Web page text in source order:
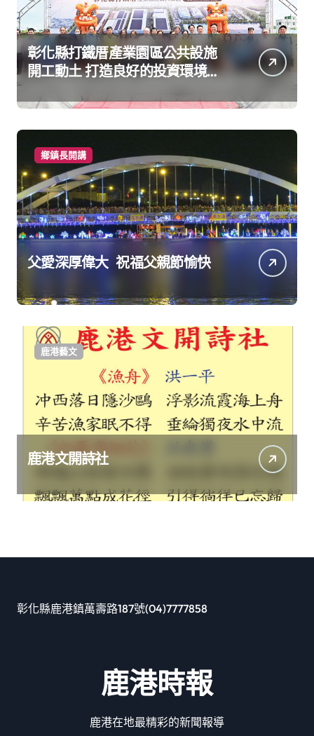
彰化縣打鐵厝產業園區公共設施
開工動土 打造良好的投資環境讓
鄉鎮長開講
父愛深厚偉大 祝福父親節愉快
鹿港藝文
鹿港文開詩社
彰化縣鹿港鎮萬壽路187號(04)7777858
鹿港時報
鹿港在地最精彩的新聞報導